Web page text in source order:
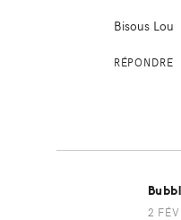
Bisous Lou
RÉPONDRE
2